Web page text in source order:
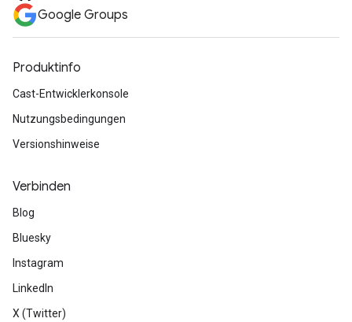
Google Groups
Produktinfo
Cast-Entwicklerkonsole
Nutzungsbedingungen
Versionshinweise
Verbinden
Blog
Bluesky
Instagram
LinkedIn
X (Twitter)